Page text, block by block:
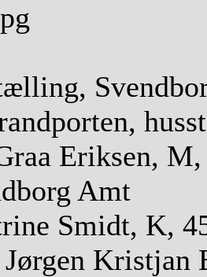
Eriksen,
Amt
Smidt, K,
Kristjan